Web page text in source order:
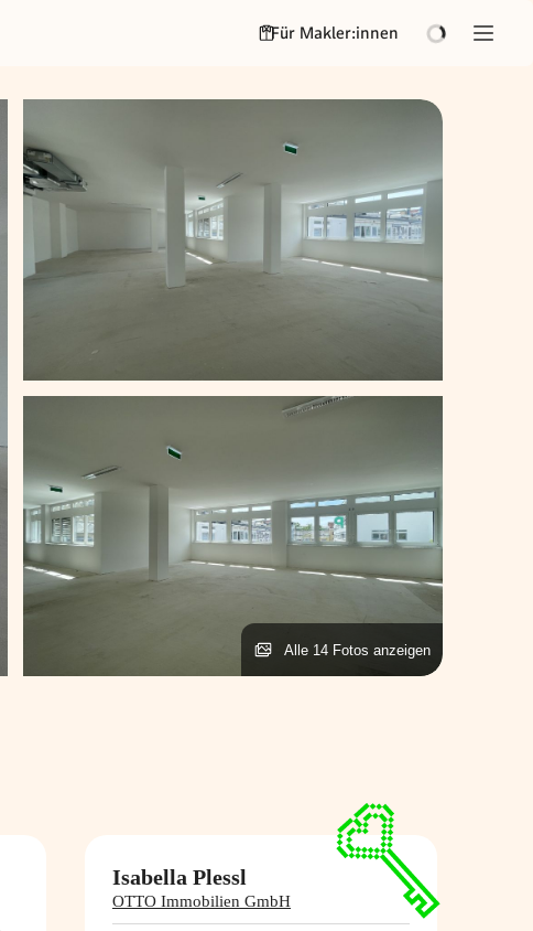
Für Makler:innen
Alle 14 Fotos anzeigen
Isabella Plessl
OTTO Immobilien GmbH